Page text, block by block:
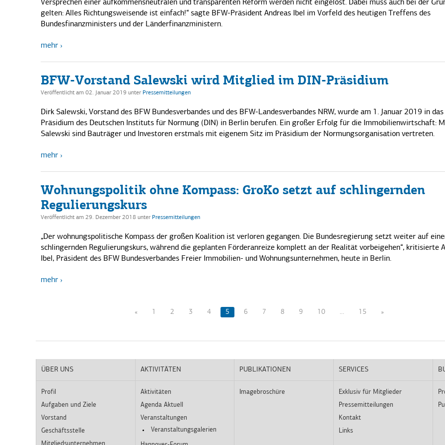
Versprechen einer aufkommensneutralen und transparenten Reform werden nicht eingelöst. Dabei muss auch bei der
gelten: Alles Richtungsweisende ist einfach!“ sagte BFW-Präsident Andreas Ibel im Vorfeld des heutigen Treffens des
Bundesfinanzministers und der Länderfinanzministern.
mehr
BFW-Vorstand Salewski wird Mitglied im DIN-Präsidium
Veröffentlicht am 02. Januar 2019 unter Pressemitteilungen
Dirk Salewski, Vorstand des BFW Bundesverbandes und des BFW-Landesverbandes NRW, wurde am 1. Januar 2019 in das
Präsidium des Deutschen Instituts für Normung (DIN) in Berlin berufen. Ein großer Erfolg für die Immobilienwirtschaft:
Salewski sind Bauträger und Investoren erstmals mit eigenem Sitz im Präsidium der Normungsorganisation vertreten.
mehr
Wohnungspolitik ohne Kompass: GroKo setzt auf schlingernden
Regulierungskurs
Veröffentlicht am 29. Dezember 2018 unter Pressemitteilungen
„Der wohnungspolitische Kompass der großen Koalition ist verloren gegangen. Die Bundesregierung setzt weiter auf
schlingernden Regulierungskurs, während die geplanten Förderanreize komplett an der Realität vorbeigehen“, kritisierte
Ibel, Präsident des BFW Bundesverbandes Freier Immobilien- und Wohnungsunternehmen, heute in Berlin.
mehr
« 1 2 3 4 5 6 7 8 9 10 … 15 »
ÜBER UNS
Profil
Aufgaben und Ziele
Vorstand
Geschäftsstelle
AKTIVITÄTEN
Aktivitäten
Agenda Aktuell
Veranstaltungen
Veranstaltungsgalerien
PUBLIKATIONEN
Imagebroschüre
SERVICES
Exklusiv für Mitglieder
Pressemitteilungen
Kontakt
Links